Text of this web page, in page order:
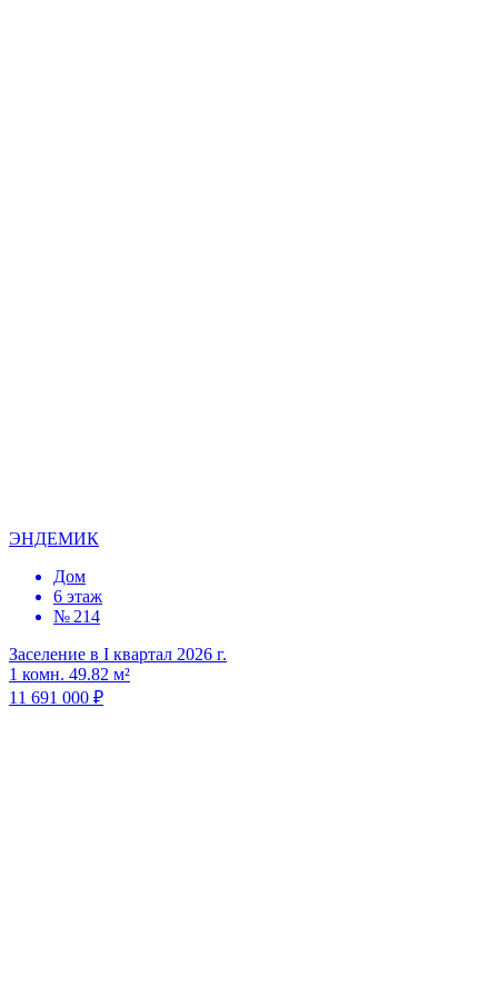
ЭНДЕМИК
Дом
6 этаж
№ 214
Заселение в I квартал 2026 г.
1 комн. 49.82 м²
11 691 000 ₽